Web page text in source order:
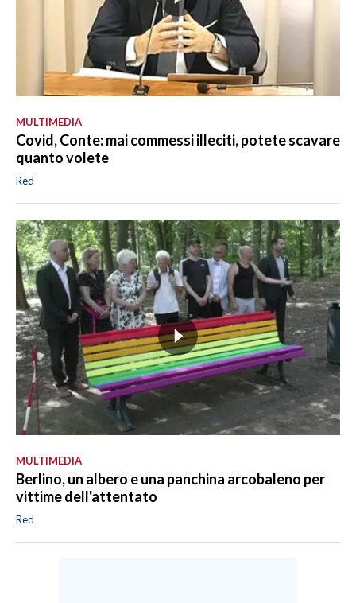
MULTIMEDIA
Covid, Conte: mai commessi illeciti, potete scavare
quanto volete
Red
MULTIMEDIA
Berlino, un albero e una panchina arcobaleno per
vittime dell'attentato
Red